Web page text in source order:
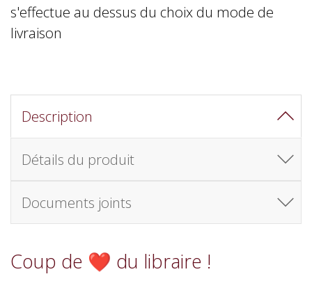
s'effectue au dessus du choix du mode de
livraison
Description
Détails du produit
Documents joints
Coup de ❤️ du libraire !